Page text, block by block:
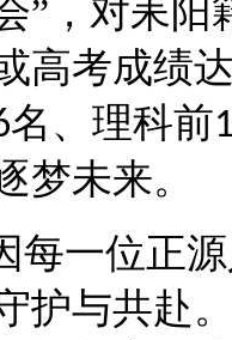
”，对耒
高考成绩
名、理科前
梦未来。
每一位正
护与共赴